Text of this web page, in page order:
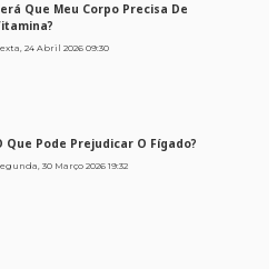
Que Meu Corpo Precisa De
24 Abril 2026 09:30
Que Pode Prejudicar O Fígado?
30 Março 2026 19:32